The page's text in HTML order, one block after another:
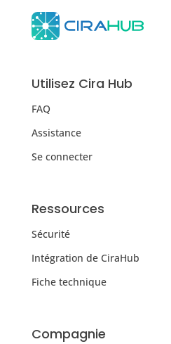
Utilisez Cira Hub
FAQ
Assistance
Se connecter
Ressources
Sécurité
Intégration de CiraHub
Fiche technique
Compagnie